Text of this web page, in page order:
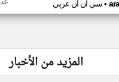
سي ان ان عربي•
المزيد من الأخبار